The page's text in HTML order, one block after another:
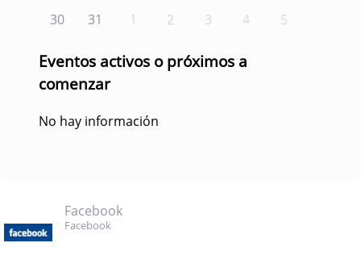
30
31 1 2 3 4 5
Eventos activos o próximos a
comenzar
No hay información
Facebook
Facebook